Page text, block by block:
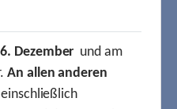
Dezember und am
An allen anderen